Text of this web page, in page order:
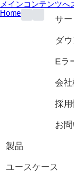
メインコンテンツへ
Home
サー
ダ
Eラ
会
採用
お
製品
ユースケース